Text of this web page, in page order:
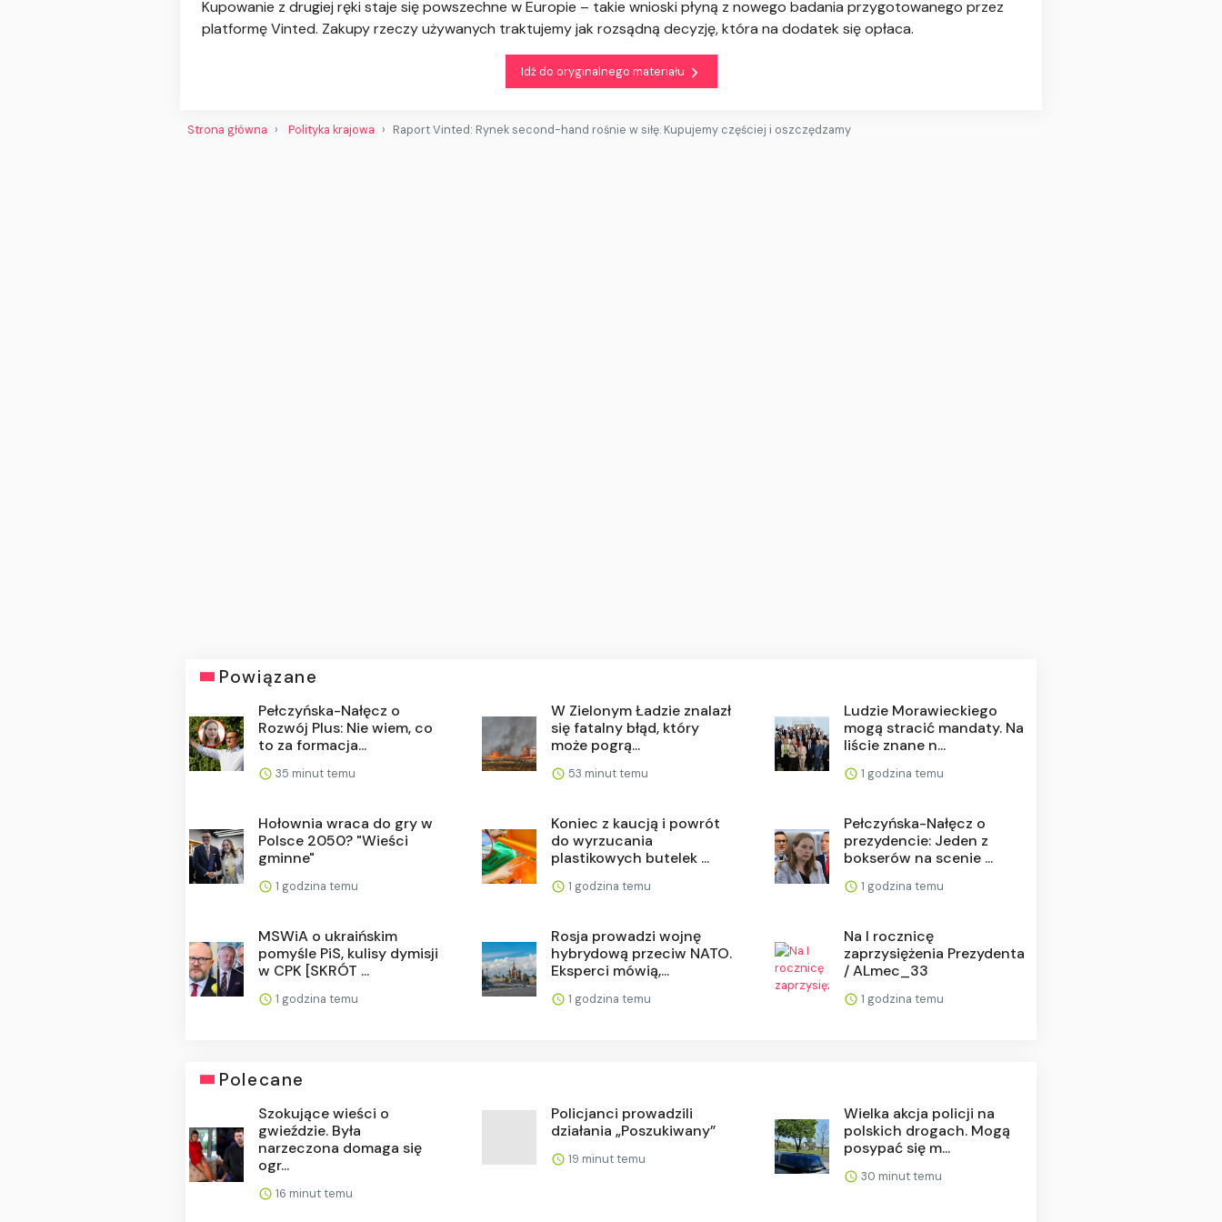
Kupowanie z drugiej ręki staje się powszechne w Europie – takie wnioski płyną z nowego badania przygotowanego przez
platformę Vinted. Zakupy rzeczy używanych traktujemy jak rozsądną decyzję, która na dodatek się opłaca.
Idź do oryginalnego materiału
Strona główna Polityka krajowa Raport Vinted: Rynek second-hand rośnie w siłę. Kupujemy częściej i oszczędzamy
Powiązane
Pełczyńska-Nałęcz o
Rozwój Plus: Nie wiem, co
to za formacja...
35 minut temu
W Zielonym Ładzie znalazł
się fatalny błąd, który
może pogrą...
53 minut temu
Ludzie Morawieckiego
mogą stracić mandaty. Na
liście znane n...
1 godzina temu
Hołownia wraca do gry w
Polsce 2050? "Wieści
gminne"
1 godzina temu
Koniec z kaucją i powrót
do wyrzucania
plastikowych butelek ...
1 godzina temu
Pełczyńska-Nałęcz o
prezydencie: Jeden z
bokserów na scenie ...
1 godzina temu
MSWiA o ukraińskim
pomyśle PiS, kulisy dymisji
w CPK [SKRÓT ...
1 godzina temu
Rosja prowadzi wojnę
hybrydową przeciw NATO.
Eksperci mówią,...
1 godzina temu
Na I rocznicę
zaprzysiężenia Prezydenta
/ ALmec_33
1 godzina temu
Polecane
Szokujące wieści o
gwieździe. Była
narzeczona domaga się
ogr...
16 minut temu
Policjanci prowadzili
działania „Poszukiwany”
19 minut temu
Wielka akcja policji na
polskich drogach. Mogą
posypać się m...
30 minut temu